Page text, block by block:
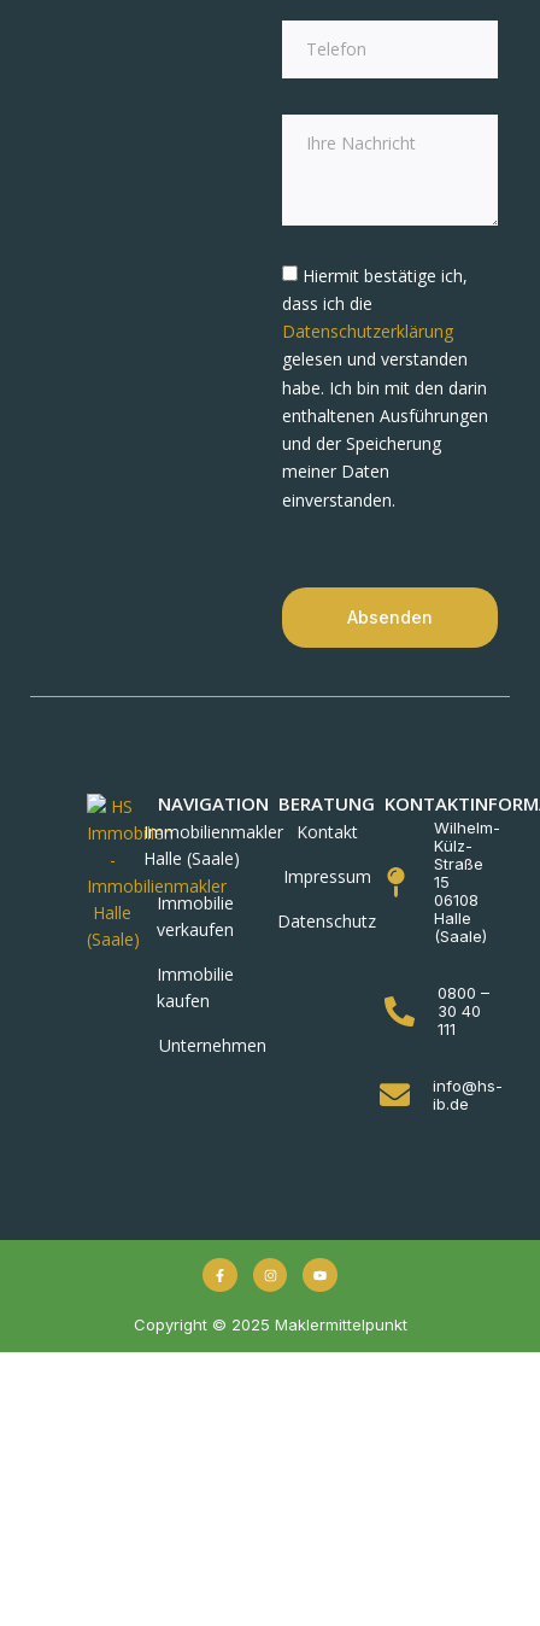
Hiermit bestätige ich,
dass ich die
Datenschutzerklärung
gelesen und verstanden
habe. Ich bin mit den darin
enthaltenen Ausführungen
und der Speicherung
meiner Daten
einverstanden.
Absenden
NAVIGATION
Immobilienmakler
Halle (Saale)
Immobilie
verkaufen
Immobilie
kaufen
Unternehmen
BERATUNG
Kontakt
Impressum
Datenschutz
Wilhelm-
Külz-
Straße
15
06108
Halle
(Saale)
0800 –
30 40
111
info@hs-
ib.de
Copyright © 2025 Maklermittelpunkt